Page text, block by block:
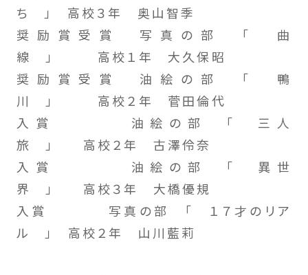
ち 」 高校３年 奥山智季
奨励賞受賞 写真の部 「 曲
線 」 高校１年 大久保昭
奨励賞受賞 油絵の部 「 鴨
川 」 高校２年 菅田倫代
入賞 油絵の部 「 三人
旅 」 高校２年 古澤伶奈
入賞 油絵の部 「 異世
界 」 高校３年 大橋優規
入賞 写真の部 「 １７才のリア
ル 」 高校２年 山川藍莉